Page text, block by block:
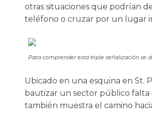
otras situaciones que podrían
teléfono o cruzar por un lugar
Para comprender esta triple señalización se
Ubicado en una esquina en St.
bautizar un sector público falta
también muestra el camino